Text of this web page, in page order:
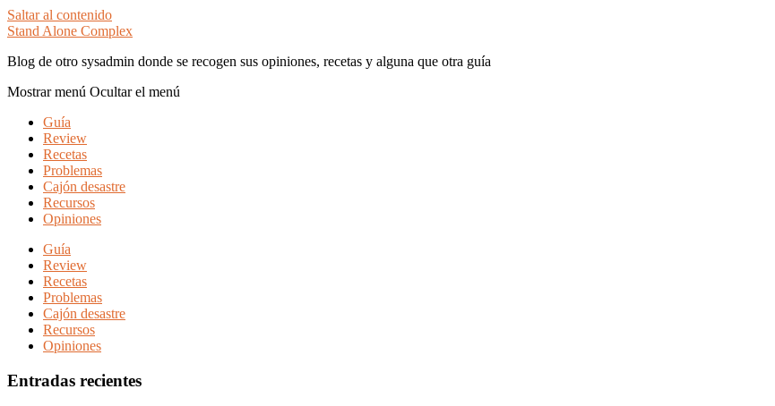
Saltar al contenido
Stand Alone Complex
Blog de otro sysadmin donde se recogen sus opiniones, recetas y alguna que otra guía
Mostrar menú Ocultar el menú
Guía
Review
Recetas
Problemas
Cajón desastre
Recursos
Opiniones
Guía
Review
Recetas
Problemas
Cajón desastre
Recursos
Opiniones
Entradas recientes